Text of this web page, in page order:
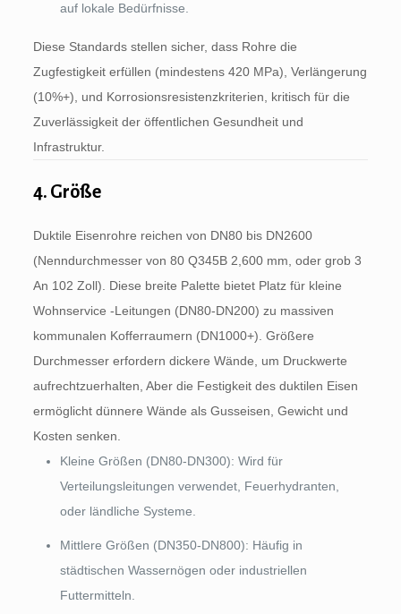
auf lokale Bedürfnisse.
Diese Standards stellen sicher, dass Rohre die
Zugfestigkeit erfüllen (mindestens 420 MPa), Verlängerung
(10%+), und Korrosionsresistenzkriterien, kritisch für die
Zuverlässigkeit der öffentlichen Gesundheit und
Infrastruktur.
4. Größe
Duktile Eisenrohre reichen von DN80 bis DN2600
(Nenndurchmesser von 80 Q345B 2,600 mm, oder grob 3
An 102 Zoll). Diese breite Palette bietet Platz für kleine
Wohnservice -Leitungen (DN80-DN200) zu massiven
kommunalen Kofferraumern (DN1000+). Größere
Durchmesser erfordern dickere Wände, um Druckwerte
aufrechtzuerhalten, Aber die Festigkeit des duktilen Eisen
ermöglicht dünnere Wände als Gusseisen, Gewicht und
Kosten senken.
Kleine Größen (DN80-DN300): Wird für
Verteilungsleitungen verwendet, Feuerhydranten,
oder ländliche Systeme.
Mittlere Größen (DN350-DN800): Häufig in
städtischen Wassernögen oder industriellen
Futtermitteln.